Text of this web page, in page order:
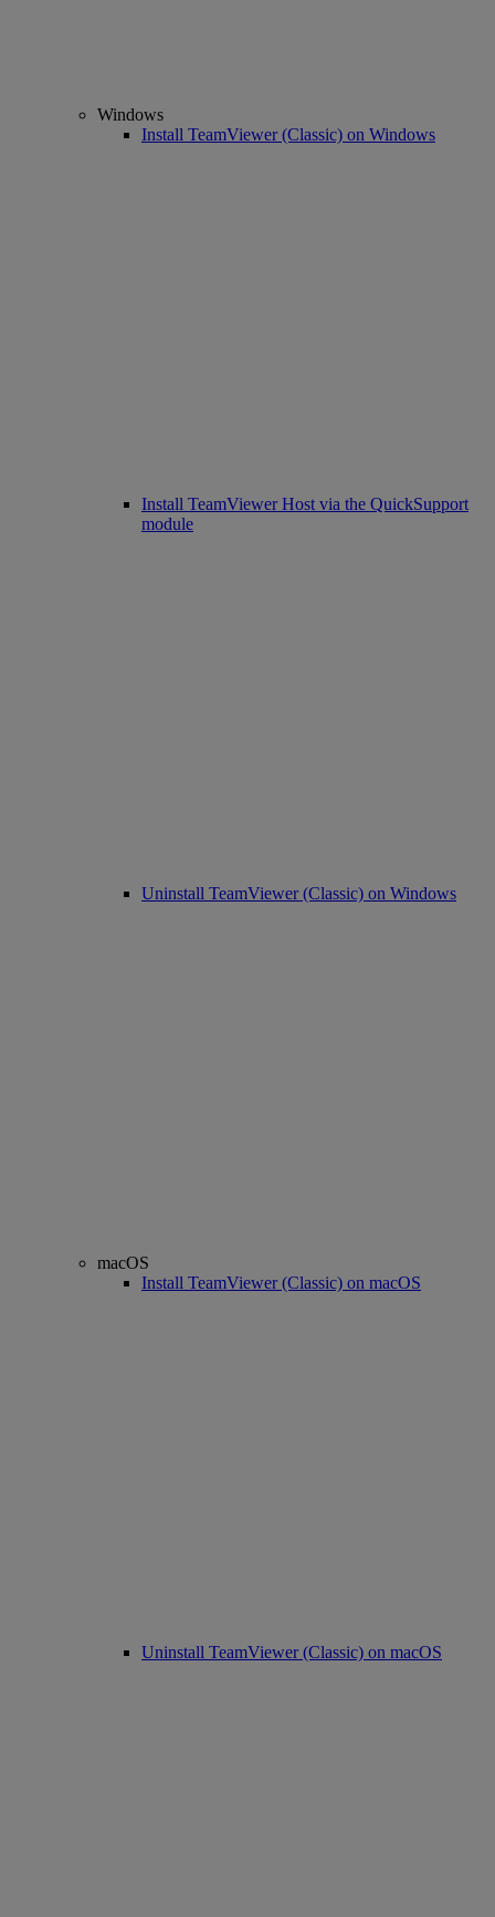
Windows
Install TeamViewer (Classic) on Windows
Install TeamViewer Host via the QuickSupport
module
Uninstall TeamViewer (Classic) on Windows
macOS
Install TeamViewer (Classic) on macOS
Uninstall TeamViewer (Classic) on macOS